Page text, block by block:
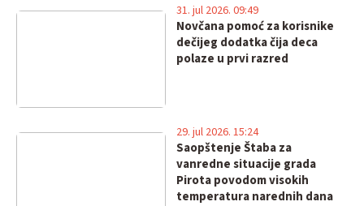
Novčana pomoć za korisnike
dečijeg dodatka čija deca
polaze u prvi razred
31. jul 2026. 09:49
Saopštenje Štaba za
vanredne situacije grada
Pirota povodom visokih
temperatura narednih dana
29. jul 2026. 15:24